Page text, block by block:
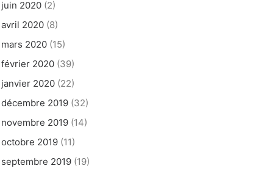
juin 2020 (2)
avril 2020 (8)
mars 2020 (15)
février 2020 (39)
janvier 2020 (22)
décembre 2019 (32)
novembre 2019 (14)
octobre 2019 (11)
septembre 2019 (19)